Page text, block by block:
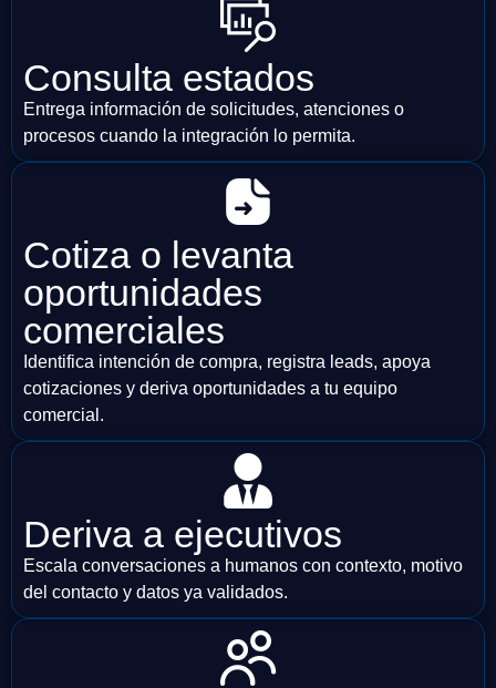
Consulta estados
Entrega información de solicitudes, atenciones o
procesos cuando la integración lo permita.
Cotiza o levanta
oportunidades
comerciales
Identifica intención de compra, registra leads, apoya
cotizaciones y deriva oportunidades a tu equipo
comercial.
Deriva a ejecutivos
Escala conversaciones a humanos con contexto, motivo
del contacto y datos ya validados.